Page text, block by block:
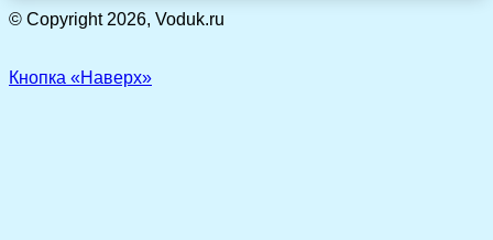
© Copyright 2026, Voduk.ru
Кнопка «Наверх»